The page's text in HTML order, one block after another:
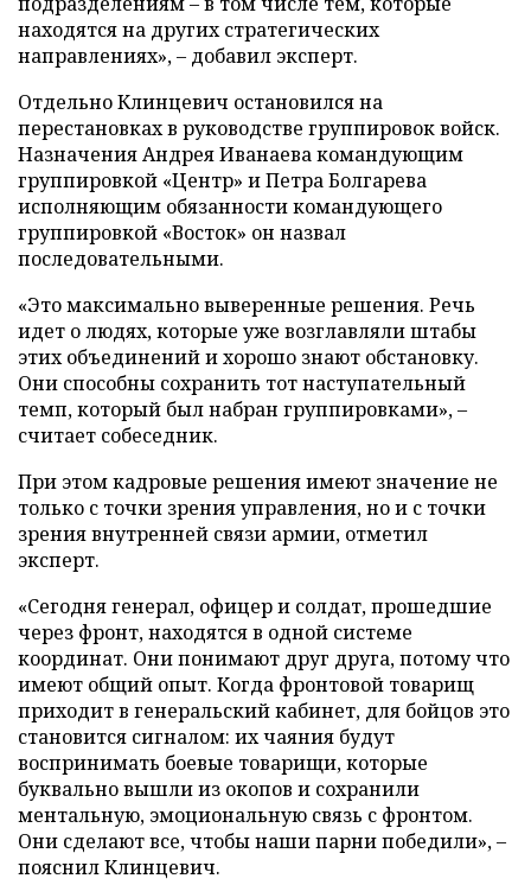
находятся на других стратегических
направлениях», – добавил эксперт.
Отдельно Клинцевич остановился на
перестановках в руководстве группировок войск.
Назначения Андрея Иванаева командующим
группировкой «Центр» и Петра Болгарева
исполняющим обязанности командующего
группировкой «Восток» он назвал
последовательными.
«Это максимально выверенные решения. Речь
идет о людях, которые уже возглавляли штабы
этих объединений и хорошо знают обстановку.
Они способны сохранить тот наступательный
темп, который был набран группировками», –
считает собеседник.
При этом кадровые решения имеют значение не
только с точки зрения управления, но и с точки
зрения внутренней связи армии, отметил
эксперт.
«Сегодня генерал, офицер и солдат, прошедшие
через фронт, находятся в одной системе
координат. Они понимают друг друга, потому что
имеют общий опыт. Когда фронтовой товарищ
приходит в генеральский кабинет, для бойцов это
становится сигналом: их чаяния будут
воспринимать боевые товарищи, которые
буквально вышли из окопов и сохранили
ментальную, эмоциональную связь с фронтом.
Они сделают все, чтобы наши парни победили», –
пояснил Клинцевич.